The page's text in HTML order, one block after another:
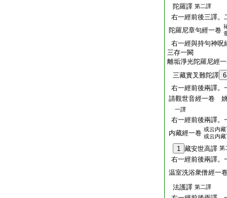
陀羅譯 第二譯
右一經前後三譯。
陀羅尼章句經一卷
右一經與持句神呪
三存一闕
離垢淨光陀羅尼經
三藏實叉難陀譯 6
右一經前後兩譯。
請觀世音經一卷
一譯
右一經前後兩譯。
内藏經一卷 或云内
或云内
1 藏安世高譯 第
右一經前後兩譯。
温室洗浴衆僧經一
法護譯 第二譯